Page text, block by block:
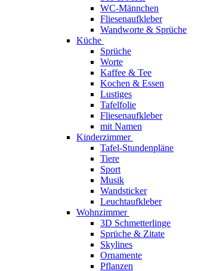
WC-Männchen
Fliesenaufkleber
Wandworte & Sprüche
Küche
Sprüche
Worte
Kaffee & Tee
Kochen & Essen
Lustiges
Tafelfolie
Fliesenaufkleber
mit Namen
Kinderzimmer
Tafel-Stundenpläne
Tiere
Sport
Musik
Wandsticker
Leuchtaufkleber
Wohnzimmer
3D Schmetterlinge
Sprüche & Zitate
Skylines
Ornamente
Pflanzen